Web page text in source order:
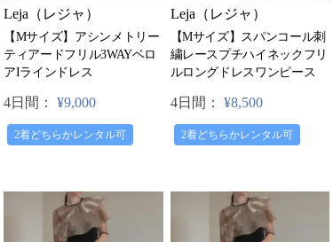
Leja（レジャ）
【Mサイズ】アシンメトリー
ティアードフリル3WAYベロ
アIラインドレス
4日間： ¥9,000
2着どちらかレンタル可
Leja（レジャ）
【Mサイズ】スパンコール刺
繍レースプチハイネックフリ
ルロングドレスワンピース
4日間： ¥8,500
2着どちらかレンタル可